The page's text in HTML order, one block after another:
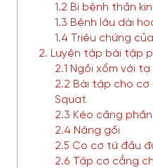
1.2 Bị bệnh thần
1.3 Bệnh lâu dài
1.4 Triệu chứng
2. Luyện tập bài tập
2.1 Ngồi xổm với tạ
2.2 Bài tập cho cơ
Squat
2.3 Kéo căng
2.4 Nâng gối
2.5 Co cơ tứ đầu
2.6 Tập cơ cẳng